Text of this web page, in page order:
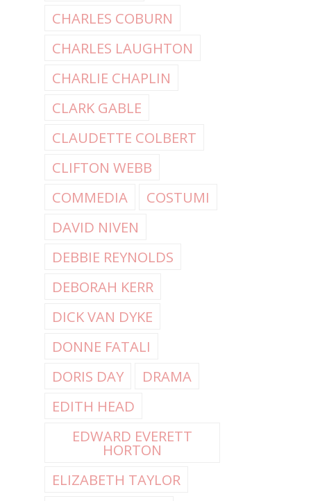
CHARLES COBURN
CHARLES LAUGHTON
CHARLIE CHAPLIN
CLARK GABLE
CLAUDETTE COLBERT
CLIFTON WEBB
COMMEDIA
COSTUMI
DAVID NIVEN
DEBBIE REYNOLDS
DEBORAH KERR
DICK VAN DYKE
DONNE FATALI
DORIS DAY
DRAMA
EDITH HEAD
EDWARD EVERETT
HORTON
ELIZABETH TAYLOR